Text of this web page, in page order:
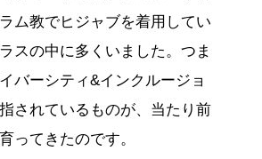
ム教でヒジャブを着用してい
スの中に多くいました。つま
バーシティ&インクルージョ
されているものが、当たり前
ってきたのです。